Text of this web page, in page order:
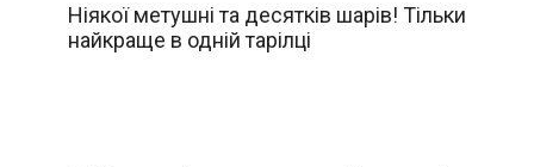
Ніякої метушні та десятків шарів! Тільки
найкраще в одній тарілці